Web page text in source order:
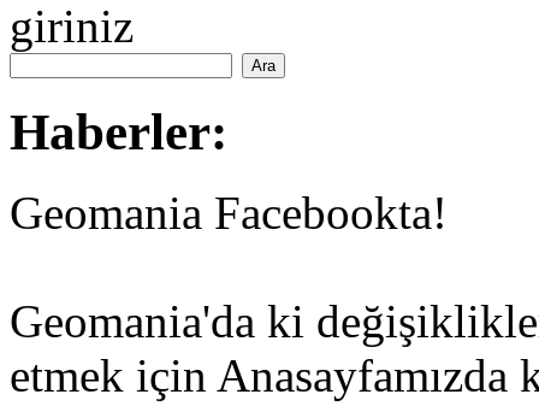
giriniz
Haberler:
Geomania Facebookta!
Geomania'da ki
etmek için